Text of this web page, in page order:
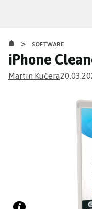
obsahu
> SOFTWARE
iPhone
Martin Kučera